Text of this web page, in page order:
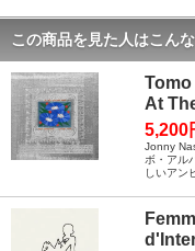
この商品を見た人はこん
At
5,200
Jonny
ボ・アル
しいアン